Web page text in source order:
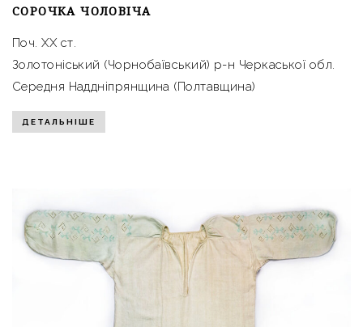
СОРОЧКА ЧОЛОВІЧА
Поч. ХХ ст.
Золотоніський (Чорнобаївський) р-н Черкаської обл.
Середня Наддніпрянщина (Полтавщина)
ДЕТАЛЬНІШЕ